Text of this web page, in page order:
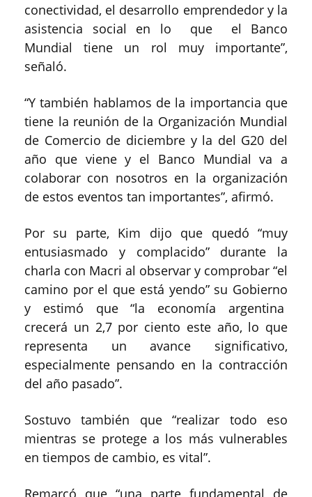
conectividad, el desarrollo emprendedor y la
asistencia social en lo que el Banco
Mundial tiene un rol muy importante”,
señaló.
“Y también hablamos de la importancia que
tiene la reunión de la Organización Mundial
de Comercio de diciembre y la del G20 del
año que viene y el Banco Mundial va a
colaborar con nosotros en la organización
de estos eventos tan importantes”, afirmó.
Por su parte, Kim dijo que quedó “muy
entusiasmado y complacido” durante la
charla con Macri al observar y comprobar “el
camino por el que está yendo” su Gobierno
y estimó que “la economía argentina
crecerá un 2,7 por ciento este año, lo que
representa un avance significativo,
especialmente pensando en la contracción
del año pasado”.
Sostuvo también que “realizar todo eso
mientras se protege a los más vulnerables
en tiempos de cambio, es vital”.
Remarcó que “una parte fundamental de